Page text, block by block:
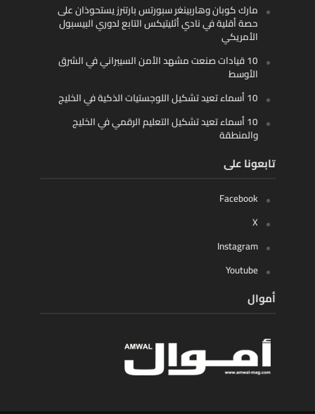
مارك كوبان وهاربينغر سبورتس بارتنرز يستحوذان على
حصة أقلية في نادي أثليتيكس التابع لدوري البيسبول
الأمريكي
10 قيادات صنعت مشهد الأمن السيبراني في الشرق
الأوسط
10 أسماء تعيد تشكيل اللوجستيات الذكية في الخليج
10 أسماء تعيد تشكيل التعليم الرقمي في الخليج
والمنطقة
تابعونا على
Facebook
X
Instagram
Youtube
أموال